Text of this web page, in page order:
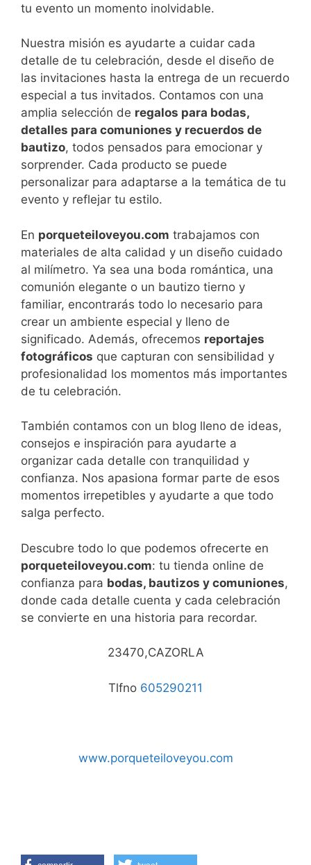
tu evento un momento inolvidable.
Nuestra misión es ayudarte a cuidar cada
detalle de tu celebración, desde el diseño de
las invitaciones hasta la entrega de un recuerdo
especial a tus invitados. Contamos con una
amplia selección de regalos para bodas,
detalles para comuniones y recuerdos de
bautizo, todos pensados para emocionar y
sorprender. Cada producto se puede
personalizar para adaptarse a la temática de tu
evento y reflejar tu estilo.
En porqueteiloveyou.com trabajamos con
materiales de alta calidad y un diseño cuidado
al milímetro. Ya sea una boda romántica, una
comunión elegante o un bautizo tierno y
familiar, encontrarás todo lo necesario para
crear un ambiente especial y lleno de
significado. Además, ofrecemos reportajes
fotográficos que capturan con sensibilidad y
profesionalidad los momentos más importantes
de tu celebración.
También contamos con un blog lleno de ideas,
consejos e inspiración para ayudarte a
organizar cada detalle con tranquilidad y
confianza. Nos apasiona formar parte de esos
momentos irrepetibles y ayudarte a que todo
salga perfecto.
Descubre todo lo que podemos ofrecerte en
porqueteiloveyou.com: tu tienda online de
confianza para bodas, bautizos y comuniones,
donde cada detalle cuenta y cada celebración
se convierte en una historia para recordar.
23470,CAZORLA
Tlfno 605290211
www.porqueteiloveyou.com